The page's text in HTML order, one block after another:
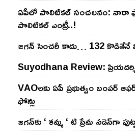
ఏపీలో పొలిటిక‌ల్ సంచ‌ల‌నం: నారా
పొలిటికల్ ఎంట్రీ..!
జ‌గ‌న్ సెంచ‌రీ కాదు… 132 కొడితేనే
Suyodhana Review:
VAOల‌కు ఏపీ ప్ర‌భుత్వం బంప‌ర్
ఫోన్లు
జ‌గ‌న్‌కు ‘ క‌మ్మ ‘ టి ప్రేమ స‌డెన్‌గా